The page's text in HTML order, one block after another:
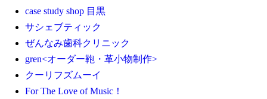
case study shop 目黒
サシェブティック
ぜんなみ歯科クリニック
gren<オーダー鞄・革小物制作>
クーリフズムーイ
For The Love of Music！